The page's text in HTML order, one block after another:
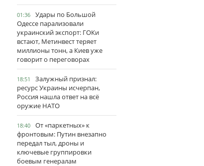
01:36
Удары по Большой
Одессе парализовали
украинский экспорт: ГОКи
встают, Метинвест теряет
миллионы тонн, а Киев уже
говорит о переговорах
18:51
Залужный признал:
ресурс Украины исчерпан,
Россия нашла ответ на всё
оружие НАТО
18:40
От «паркетных» к
фронтовым: Путин внезапно
передал тыл, дроны и
ключевые группировки
боевым генералам